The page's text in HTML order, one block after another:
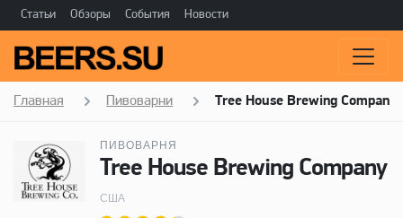
Статьи Обзоры События Новости
Главная Пивоварни Tree House Brewing Company
ПИВОВАРНЯ
Tree House Brewing Company
США